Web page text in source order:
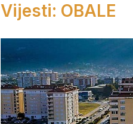
Vijesti: OBALE